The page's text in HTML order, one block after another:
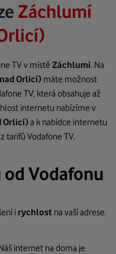
Záchlumí
TV v místě Záchlumí. Na
Orlicí) máte možnost
TV, která obsahuje až
internetu nabízíme v
Orlicí)a k nabídce internetu
tarifů Vodafone TV.
Vodafonu
i rychlost na vaší adrese.
internet na doma je